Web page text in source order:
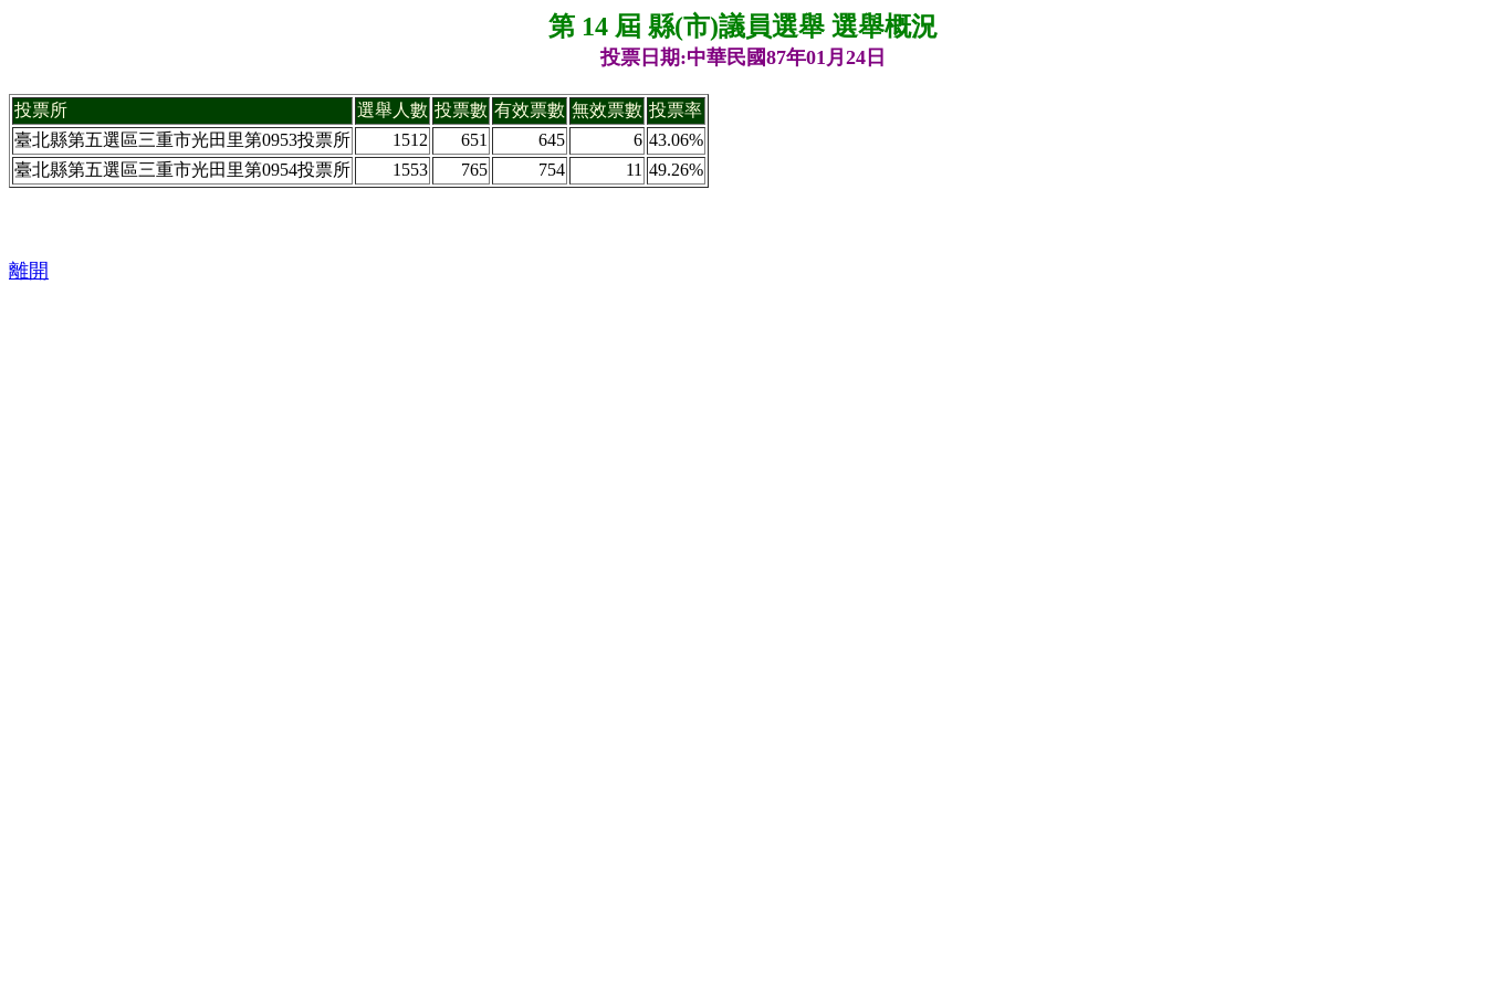
第 14 屆 縣(市)議員選舉 選舉概況
投票日期:中華民國87年01月24日
投票所 選舉人數 投票數 有效票數 無效票數 投票率
臺北縣第五選區三重市光田里第0953投票所
1512 651 645 6 43.06%
臺北縣第五選區三重市光田里第0954投票所
1553 765 754 11 49.26%
離開